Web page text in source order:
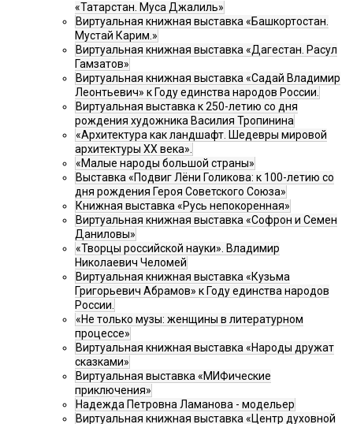
«Татарстан. Муса Джалиль»
Виртуальная книжная выставка «Башкортостан.
Мустай Карим.»
Виртуальная книжная выставка «Дагестан. Расул
Гамзатов»
Виртуальная книжная выставка «Садай Владимир
Леонтьевич» к Году единства народов России.
Виртуальная выставка к 250-летию со дня
рождения художника Василия Тропинина
«Архитектура как ландшафт. Шедевры мировой
архитектуры XX века».
«Малые народы большой страны»
Выставка «Подвиг Лёни Голикова: к 100-летию со
дня рождения Героя Советского Союза»
Книжная выставка «Русь непокоренная»
Виртуальная книжная выставка «Софрон и Семен
Даниловы»
«Творцы российской науки». Владимир
Николаевич Челомей
Виртуальная книжная выставка «Кузьма
Григорьевич Абрамов» к Году единства народов
России.
«Не только музы: женщины в литературном
процессе»
Виртуальная книжная выставка «Народы дружат
сказками»
Виртуальная выставка «МИФические
приключения»
Надежда Петровна Ламанова - модельер
Виртуальная книжная выставка «Центр духовной